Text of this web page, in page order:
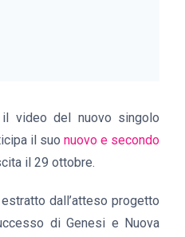
video del nuovo singolo
il suo nuovo e secondo
il 29 ottobre.
dall’atteso progetto
di Genesi e Nuova